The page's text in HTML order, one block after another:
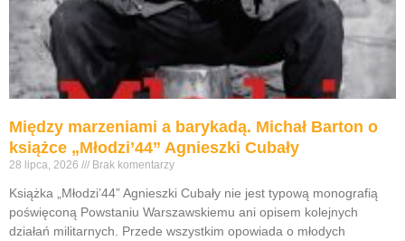
Między marzeniami a barykadą. Michał Barton o
książce „Młodzi’44” Agnieszki Cubały
28 lipca, 2026 Brak komentarzy
Książka „Młodzi’44” Agnieszki Cubały nie jest typową monografią
poświęconą Powstaniu Warszawskiemu ani opisem kolejnych
działań militarnych. Przede wszystkim opowiada o młodych